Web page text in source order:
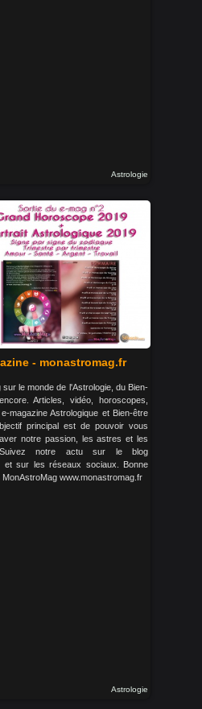
Astrologie
- monastromag.fr
le monde de l'Astrologie, du Bien-
Articles, vidéo, horoscopes,
magazine Astrologique et Bien-être
principal est de pouvoir vous
notre passion, les astres et les
notre actu sur le blog
et sur les réseaux sociaux. Bonne
www.monastromag.fr
Astrologie